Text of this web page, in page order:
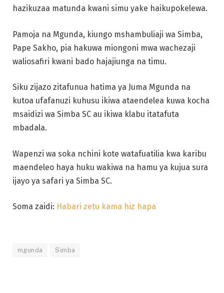
hazikuzaa matunda kwani simu yake haikupokelewa.
Pamoja na Mgunda, kiungo mshambuliaji wa Simba,
Pape Sakho, pia hakuwa miongoni mwa wachezaji
waliosafiri kwani bado hajajiunga na timu.
Siku zijazo zitafunua hatima ya Juma Mgunda na
kutoa ufafanuzi kuhusu ikiwa ataendelea kuwa kocha
msaidizi wa Simba SC au ikiwa klabu itatafuta
mbadala.
Wapenzi wa soka nchini kote watafuatilia kwa karibu
maendeleo haya huku wakiwa na hamu ya kujua sura
ijayo ya safari ya Simba SC.
Soma zaidi: Habari zetu kama hiz hapa
mgunda Simba